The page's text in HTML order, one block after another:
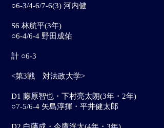
○6-3/4-6/7-6(3) 河内健
S6 林航平(3年)
○6-4/6-4 野田成佑
計 ○6-3
<第3戦 対法政大学>
D1 藤原智也・下村亮太朗(3年・2年)
○7-5/6-4 矢島淳揮・平井健太郎